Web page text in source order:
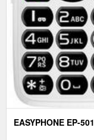
EASYPHONE EP-501